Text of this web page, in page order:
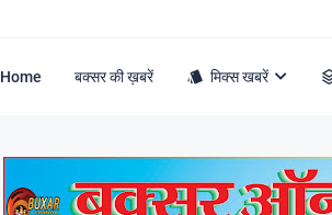
Home बक्सर की ख़बरें मिक्स खबरें